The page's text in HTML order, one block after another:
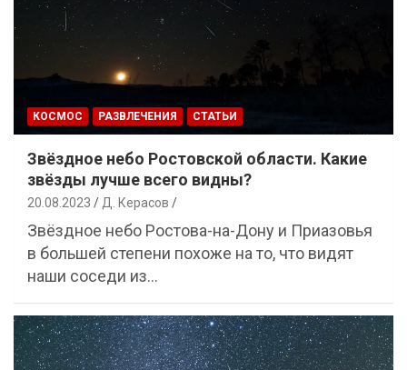
КОСМОС РАЗВЛЕЧЕНИЯ СТАТЬИ
Звёздное небо Ростовской области. Какие
звёзды лучше всего видны?
20.08.2023 Д. Керасов
Звёздное небо Ростова-на-Дону и Приазовья
в большей степени похоже на то, что видят
наши соседи из…